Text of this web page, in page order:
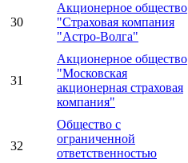
30
Акционерное общество
"Страховая компания
"Астро-Волга"
31
Акционерное общество
"Московская
акционерная страховая
компания"
32
Общество с
ограниченной
ответственностью